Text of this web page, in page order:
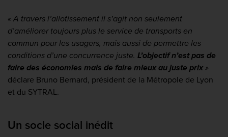
« A travers l’allotissement il s’agit non seulement
d’améliorer toujours plus le service de transports en
commun pour les usagers, mais aussi de permettre les
conditions d’une concurrence juste. L’objectif n’est pas de
faire des économies mais de faire mieux au juste prix »
déclare Bruno Bernard, président de la Métropole de Lyon
et du SYTRAL.
Un socle social inédit